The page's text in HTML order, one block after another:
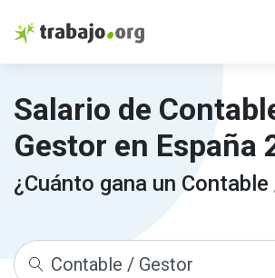
Salario de
Gestor en España
¿Cuánto gana un